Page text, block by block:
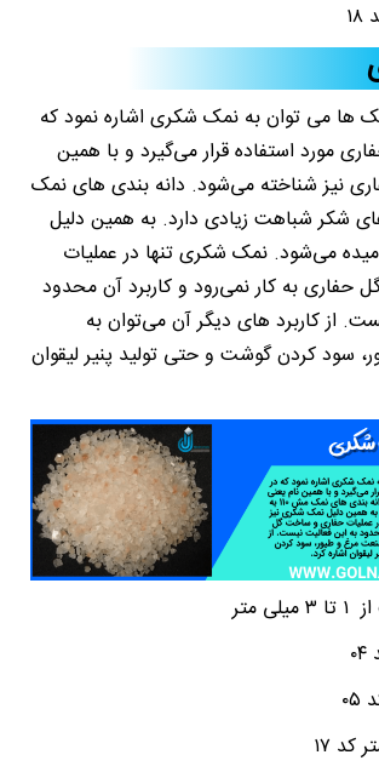
ها می توان به نمک شکری اشاره نمود که
مورد استفاده قرار می‌گیرد و با همین
نیز شناخته می‌شود. دانه بندی های نمک
های شکر شباهت زیادی دارد. به همین دلیل
می‌شود. نمک شکری تنها در عملیات
به کار نمی‌رود و کاربرد آن محدود
از کاربرد های دیگر آن می‌توان به
سود کردن گوشت و حتی تولید پنیر لیقوان